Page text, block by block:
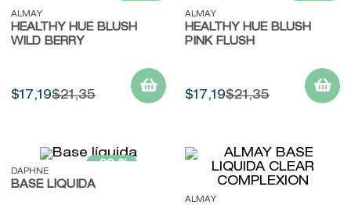
ALMAY
HEALTHY HUE BLUSH
WILD BERRY
$17 ,19$21,35
ALMAY
HEALTHY HUE BLUSH
PINK FLUSH
$17 ,19$21,35
-30 %
DAPHNE
BASE LÍQUIDA
ALMAY